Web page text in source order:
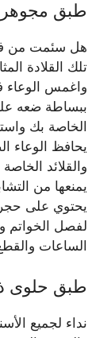
طبق
هل سئمت من
تلك القلادة
واغمس
ببساطة ضعه
الخاصة بك
يحافظ الوعاء
والقلائد
يمنعها من
يحتوي على
لفصل الخواتم
الساعات
طبق حلوى
نداء لجميع